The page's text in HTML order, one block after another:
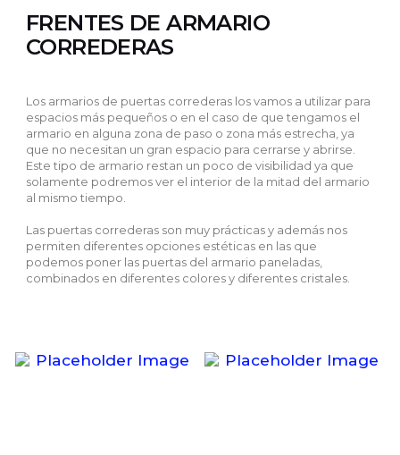
FRENTES DE ARMARIO
CORREDERAS
Los armarios de puertas correderas los vamos a utilizar para
espacios más pequeños o en el caso de que tengamos el
armario en alguna zona de paso o zona más estrecha, ya
que no necesitan un gran espacio para cerrarse y abrirse.
Este tipo de armario restan un poco de visibilidad ya que
solamente podremos ver el interior de la mitad del armario
al mismo tiempo.
Las puertas correderas son muy prácticas y además nos
permiten diferentes opciones estéticas en las que
podemos poner las puertas del armario paneladas,
combinados en diferentes colores y diferentes cristales.